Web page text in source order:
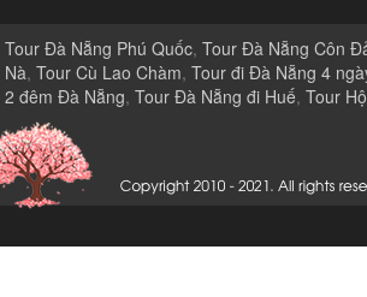
Tour Đà Nẵng Phú Quốc,Tour Đà Nẵng Côn
Nà,Tour Cù Lao Chàm,Tour đi Đà Nẵng 4
2 đêm Đà Nẵng,Tour Đà Nẵng đi Huế,Tour